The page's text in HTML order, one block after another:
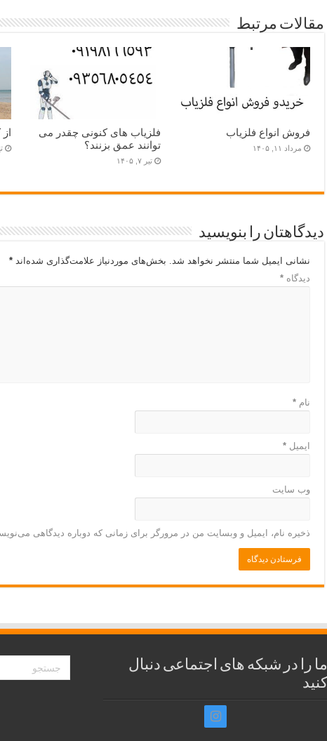
مقالات مرتبط
فروش انواع فلزیاب
مرداد ۱۱, ۱۴۰۵
فلزیاب های کنونی چقدر می
توانند عمق بزنند؟
تیر ۷, ۱۴۰۵
دیدگاهتان را بنویسید
نشانی ایمیل شما منتشر نخواهد شد. بخش‌های موردنیاز علامت‌گذاری شده‌اند *
دیدگاه *
نام *
ایمیل *
وب‌ سایت
ذخیره نام، ایمیل و وبسایت من در مرورگر برای زمانی که دوباره دیدگاهی
ما را در شبکه های اجتماعی دنبال
کنید